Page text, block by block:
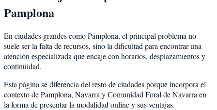
Pamplona
En ciudades grandes como Pamplona, el principal problema no
suele ser la falta de recursos, sino la dificultad para encontrar una
atención especializada que encaje con horarios, desplazamientos y
continuidad.
Esta página se diferencia del resto de ciudades porque incorpora el
contexto dePamplona, Navarra yComunidad Foral de Navarra en
la forma de presentar la modalidad online y sus ventajas.